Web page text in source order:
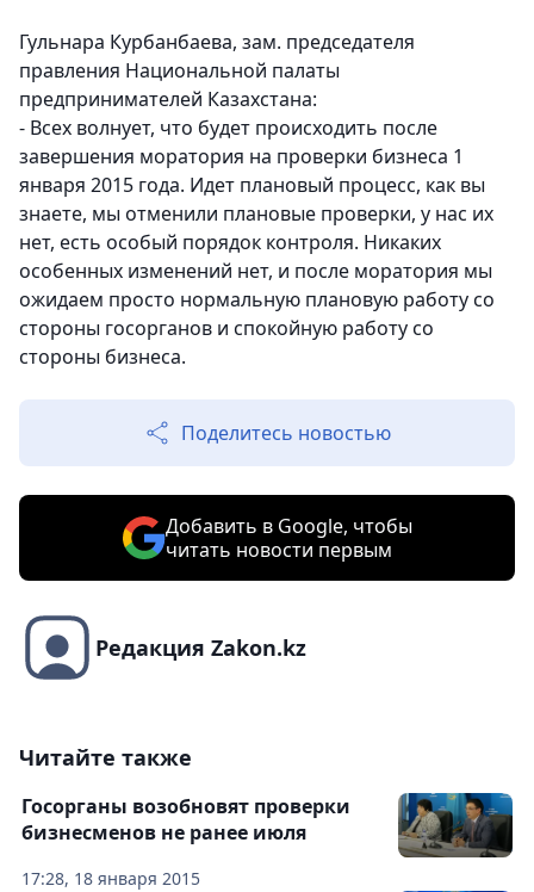
Гульнара Курбанбаева, зам. председателя
правления Национальной палаты
предпринимателей Казахстана:
- Всех волнует, что будет происходить после
завершения моратория на проверки бизнеса 1
января 2015 года. Идет плановый процесс, как вы
знаете, мы отменили плановые проверки, у нас их
нет, есть особый порядок контроля. Никаких
особенных изменений нет, и после моратория мы
ожидаем просто нормальную плановую работу со
стороны госорганов и спокойную работу со
стороны бизнеса.
Поделитесь новостью
Добавить в Google, чтобы
читать новости первым
Редакция Zakon.kz
Читайте также
17:28, 18 января 2015
Госорганы возобновят проверки
бизнесменов не ранее июля